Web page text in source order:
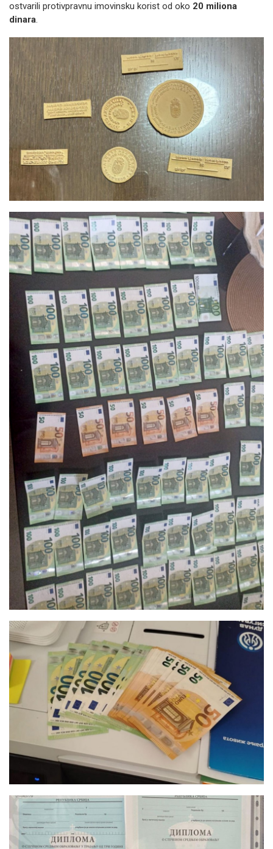
ostvarili protivpravnu imovinsku korist od oko 20 miliona
dinara.